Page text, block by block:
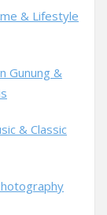
& Lifestyle
Gunung &
& Classic